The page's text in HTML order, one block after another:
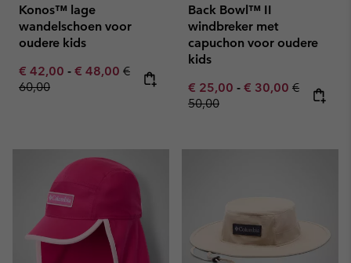
Konos™ lage
wandelschoen voor
oudere kids
Minimum sale price:
€ 42,00 - Maximum sale price:
€ 48,00 Regular price:
€
60,00
Back Bowl™ II
windbreker met
capuchon voor oudere
kids
Minimum sale price:
€ 25,00 - Maximum sale
€ 30,00 Regular
€
50,00